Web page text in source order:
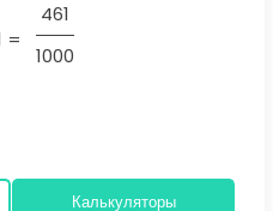
=
461
1000
Калькуляторы